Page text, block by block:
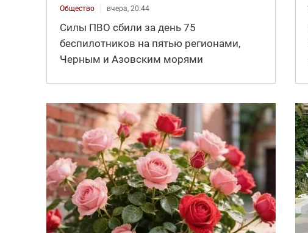
Общество вчера, 20:44
Силы ПВО сбили за день 75
беспилотников на пятью регионами,
Черным и Азовским морями